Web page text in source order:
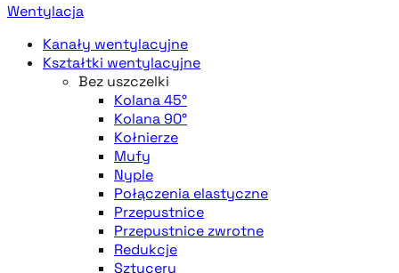
Wentylacja
Kanały wentylacyjne
Kształtki wentylacyjne
Bez uszczelki
Kolana 45°
Kolana 90°
Kołnierze
Mufy
Nyple
Połączenia elastyczne
Przepustnice
Przepustnice zwrotne
Redukcje
Sztucery